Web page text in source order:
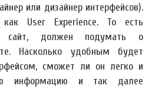
или дизайнер интерфейсов).
как User Experience. То есть
сайт, должен подумать о
Насколько удобным будет
сможет ли он легко и
информацию и так далее